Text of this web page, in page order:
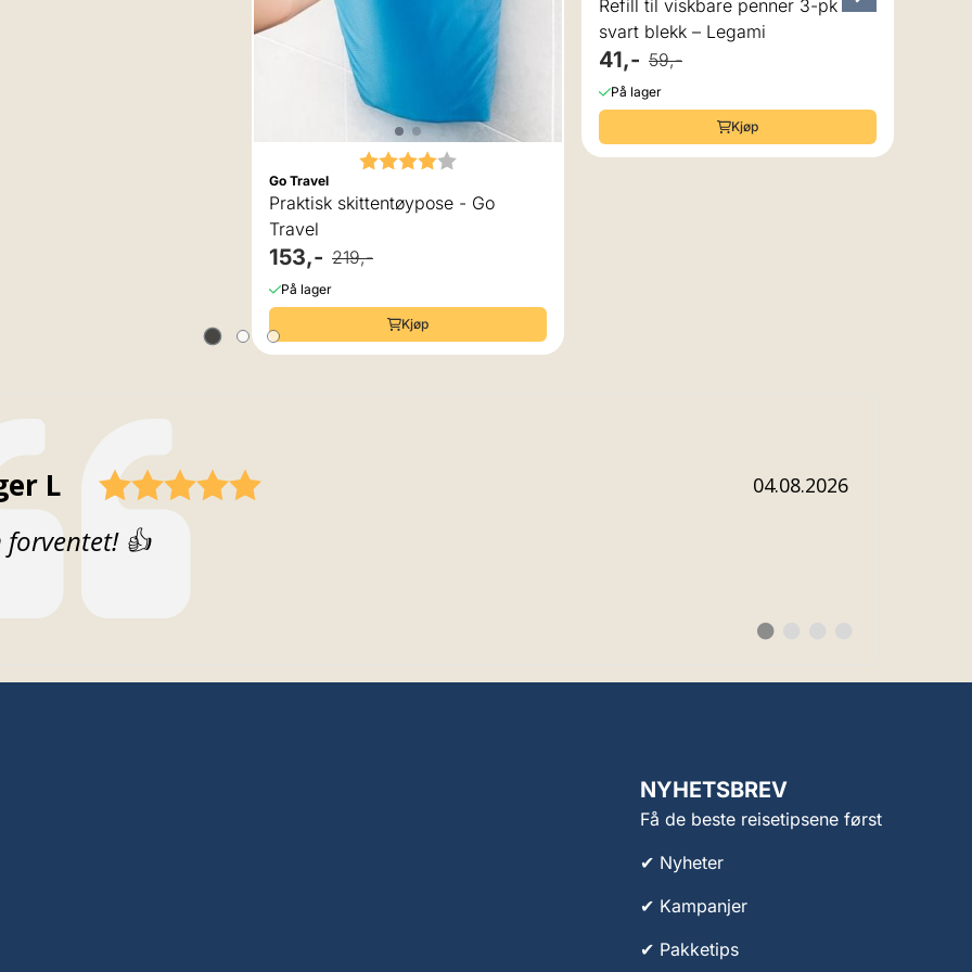
Karakter:
Go Travel
Praktisk skittentøypose - Go
Travel
153,- 219,-
På lager
Kjøp
Refill til viskbare penner 3-pk
svart blekk – Legami
41,- 59,-
På lager
Kjøp
L Dato:
04.08.2026
forventet! 👍
Bytt
NYHETSBREV
Få de beste reisetipsene først
✔ Nyheter
✔ Kampanjer
✔ Pakketips